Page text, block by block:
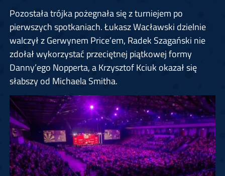
Pozostała trójka pożegnała się z turniejem po
pierwszych spotkaniach. Łukasz Wacławski dzielnie
walczył z Gerwynem Price’em, Radek Szagański nie
zdołał wykorzystać przeciętnej piątkowej formy
Danny’ego Nopperta, a Krzysztof Kciuk okazał się
słabszy od Michaela Smitha.